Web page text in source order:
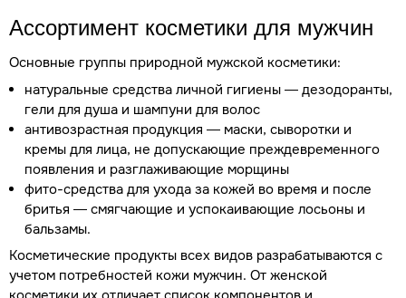
Ассортимент косметики для мужчин
Основные группы природной мужской косметики:
натуральные средства личной гигиены — дезодоранты,
гели для душа и шампуни для волос
антивозрастная продукция — маски, сыворотки и
кремы для лица, не допускающие преждевременного
появления и разглаживающие морщины
фито-средства для ухода за кожей во время и после
бритья — смягчающие и успокаивающие лосьоны и
бальзамы.
Косметические продукты всех видов разрабатываются с
учетом потребностей кожи мужчин. От женской